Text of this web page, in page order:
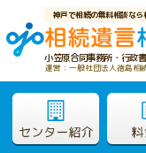
神戸で相続の無料相談な
小笠原合同事務所・行政
運営：一般社団法人徳島相